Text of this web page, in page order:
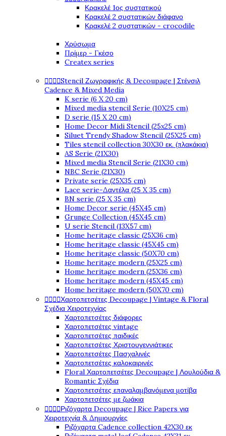
Κρακελέ 1ος συστατικού
Κρακελέ 2 συστατικών διάφανο
Κρακελέ 2 συστατικών - crocodile
Χρύσωμα
Πρίμερ - Γκέσο
Createx series
Stencil Ζωγραφικής & Decoupage | Στένσιλ
Cadence & Mixed Media
K serie (6 X 20 cm)
Mixed media stencil Serie (10X25 cm)
D serie (15 X 20 cm)
Home Decor Midi Stencil (25x25 cm)
Siluet Trendy Shadow Stencil (25X25 cm)
Tiles stencil collection 30X30 εκ. (πλακάκια)
AS Serie (21X30)
Mixed media Stencil Serie (21X30 cm)
NBC Serie (21X30)
Private serie (25X35 cm)
Lace serie-Δαντέλα (25 X 35 cm)
BN serie (25 X 35 cm)
Home Decor serie (45X45 cm)
Grunge Collection (45X45 cm)
U serie Stencil (13X57 cm)
Home heritage classic (25X36 cm)
Home heritage classic (45X45 cm)
Home heritage classic (50X70 cm)
Home heritage modern (25X25 cm)
Home heritage modern (25X36 cm)
Home heritage modern (45X45 cm)
Home heritage modern (50X70 cm)
Χαρτοπετσέτες Decoupage | Vintage & Floral
Σχέδια Χειροτεχνίας
Χαρτοπετσέτες διάφορες
Χαρτοπετσέτες vintage
Χαρτοπετσέτες παιδικές
Χαρτοπετσέτες Χριστουγεννιάτικες
Χαρτοπετσέτες Πασχαλινές
Χαρτοπετσέτες καλοκαιρινές
Floral Χαρτοπετσέτες Decoupage | Λουλούδια &
Romantic Σχέδια
Χαρτοπετσέτες επαναλαμβανόμενα μοτίβα
Χαρτοπετσέτες με ζωάκια
Ριζόχαρτα Decoupage | Rice Papers για
Χειροτεχνία & Δημιουργίες
Ριζόχαρτα Cadence collection 42X30 εκ